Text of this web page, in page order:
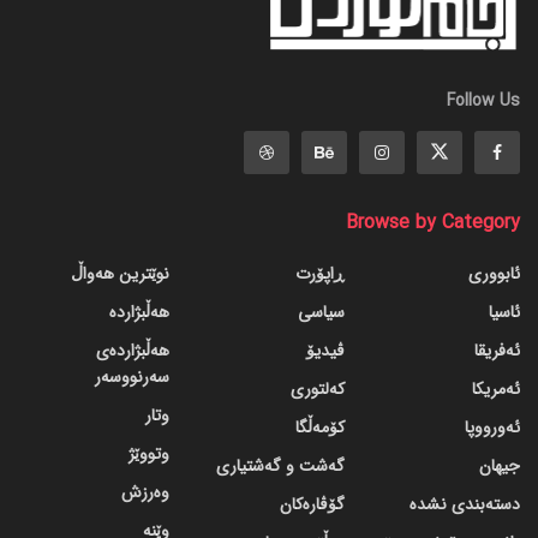
Follow Us
Browse by Category
ئابووری
ئاسیا
ئەفریقا
ئەمریکا
ئەورووپا
جیهان
دسته‌بندی نشده
ڕاپۆرت
سیاسی
ڤیدیۆ
کەلتوری
کۆمەڵگا
گه‌شت و گه‌شتیاری
گۆڤاره‌کان
نوێترین هەواڵ
هەڵبژاردە
هەڵبژاردەی
سەرنووسەر
وتار
وتووێژ
وەرزش
وێنە